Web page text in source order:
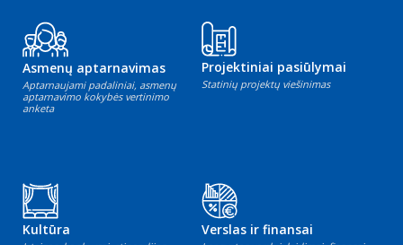
Asmenų aptarnavimas
Aptarnaujami padaliniai, asmenų
aptarnavimo kokybės vertinimo
anketa
Projektiniai pasiūlymai
Statinių projektų viešinimas
Kultūra Verslas ir finansai